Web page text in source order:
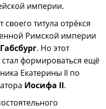
империи.
своего титула отрёкся
Римской империи
. Но этот
формироваться ещё
Екатерины II по
Иосифа II.